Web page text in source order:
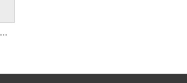
小程序平台的潜规则:如何获得官方流量扶持?